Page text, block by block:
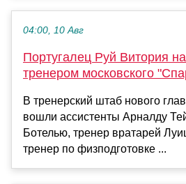
04:00, 10 Авг
Португалец Руй Витория
тренером московского
В тренерский штаб нового
вошли ассистенты Арналду
Ботелью, тренер вратарей
тренер по физподготовке ...